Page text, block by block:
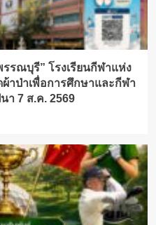
รรณบุรี” โรงเรียนกีฬาแห่ง
าป่าเพื่อการศึกษาและกีฬา
า 7 ส.ค. 2569